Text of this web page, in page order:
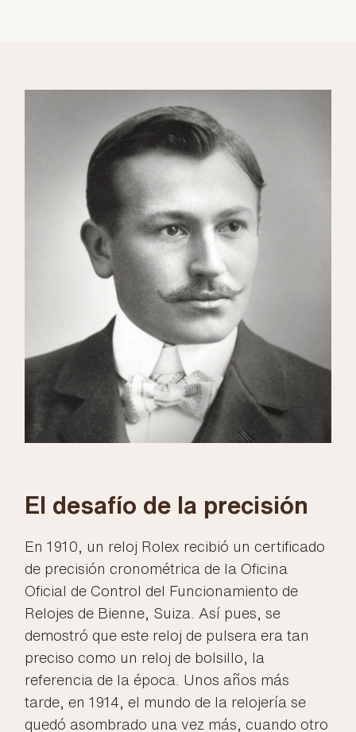
El desafío de la precisión
En 1910, un reloj Rolex recibió un certificado
de precisión cronométrica de la Oficina
Oficial de Control del Funcionamiento de
Relojes de Bienne, Suiza. Así pues, se
demostró que este reloj de pulsera era tan
preciso como un reloj de bolsillo, la
referencia de la época. Unos años más
tarde, en 1914, el mundo de la relojería se
quedó asombrado una vez más, cuando otro